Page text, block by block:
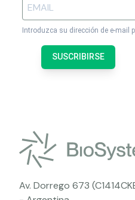
Introduzca su dirección de e-mail
SUSCRIBIRSE
Av. Dorrego 673